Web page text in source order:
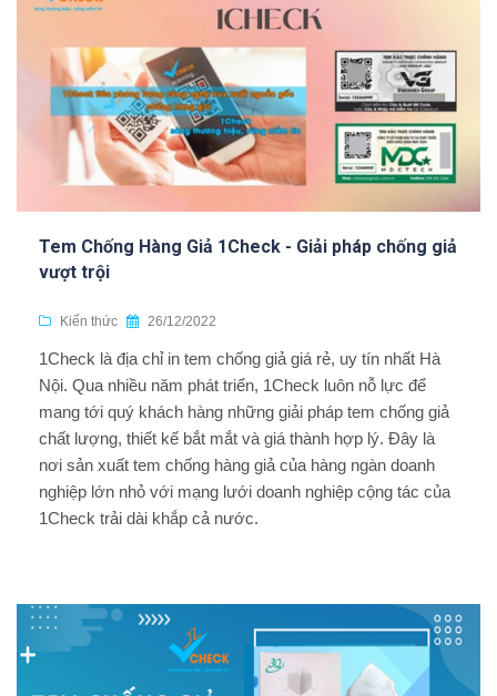
Tem Chống Hàng Giả 1Check - Giải pháp chống giả
vượt trội
Kiến thức 26/12/2022
1Check là địa chỉ in tem chống giả giá rẻ, uy tín nhất Hà
Nội. Qua nhiều năm phát triển, 1Check luôn nỗ lực để
mang tới quý khách hàng những giải pháp tem chống giả
chất lượng, thiết kế bắt mắt và giá thành hợp lý. Đây là
nơi sản xuất tem chống hàng giả của hàng ngàn doanh
nghiệp lớn nhỏ với mạng lưới doanh nghiệp cộng tác của
1Check trải dài khắp cả nước.